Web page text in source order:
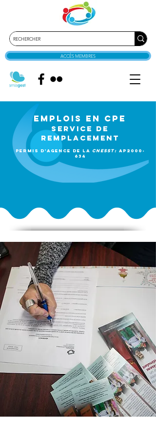
ACCÈS MEMBRES
EMPLOiS en cpe
Service de
remplacement
Permis d'agence de la CNESST: AP2000-
634